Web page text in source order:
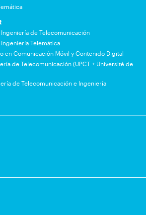
de Telecomunicación
Telemática
en Comunicación Móvil y Contenido Digital
de Telecomunicación (UPCT + Université de
de Telecomunicación e Ingeniería